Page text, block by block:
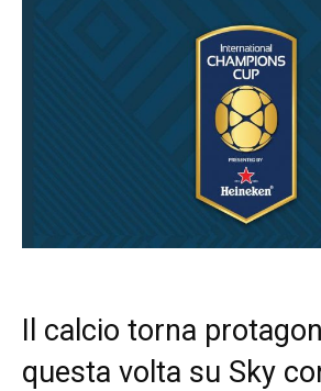
Il calcio torna
questa volta su Sky